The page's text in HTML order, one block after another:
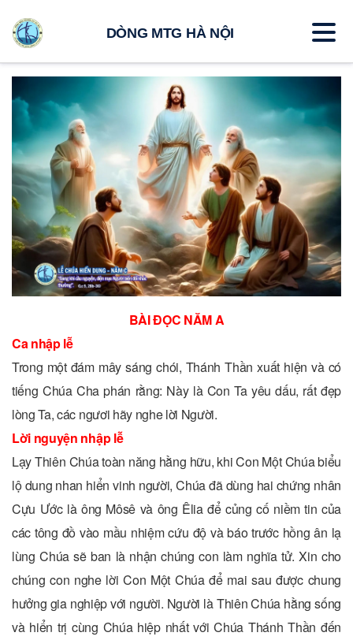
BÀI ĐỌC NĂM A
Ca nhập lễ
Trong một đám mây sáng chói, Thánh Thần xuất hiện và có
tiếng Chúa Cha phán rằng: Này là Con Ta yêu dấu, rất đẹp
lòng Ta, các ngươi hãy nghe lời Người.
Lời nguyện nhập lễ
Lạy Thiên Chúa toàn năng hằng hữu, khi Con Một Chúa biểu
lộ dung nhan hiển vinh người, Chúa đã dùng hai chứng nhân
Cựu Ước là ông Môsê và ông Êlia để củng cố niềm tin của
các tông đồ vào mầu nhiệm cứu độ và báo trước hồng ân lạ
lùng Chúa sẽ ban là nhận chúng con làm nghĩa tử. Xin cho
chúng con nghe lời Con Một Chúa để mai sau được chung
hưởng gia nghiệp với người. Người là Thiên Chúa hằng sống
và hiển trị cùng Chúa hiệp nhất với Chúa Thánh Thần đến
DÒNG MTG HÀ NỘI